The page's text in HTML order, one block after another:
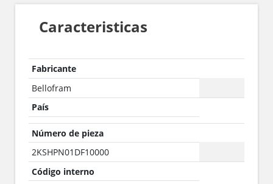
Caracteristicas
Fabricante
Bellofram
País
Número de pieza
2KSHPN01DF10000
Código interno